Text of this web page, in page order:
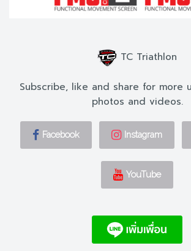
TC Triathlon
Subscribe, like and share for more
photos and videos.
Facebook Instagram
YouTube